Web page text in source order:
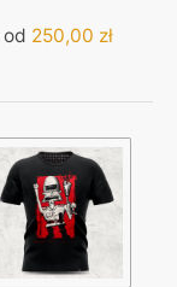
250,00 zł